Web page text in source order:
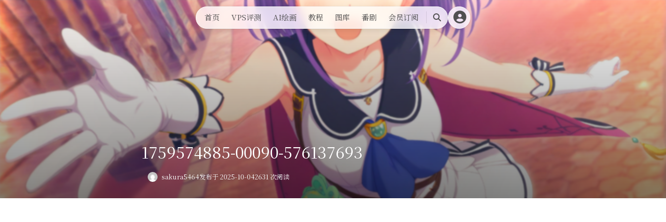
首页 VPS评测 AI绘画 教程 图库 番剧 会员订阅
搜
索
1759574885-00090-576137693
sakura5464发布于 2025-10-042631 次阅读